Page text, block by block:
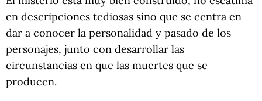
en descripciones tediosas sino que se centra en
dar a conocer la personalidad y pasado de los
personajes, junto con desarrollar las
circunstancias en que las muertes que se
producen.